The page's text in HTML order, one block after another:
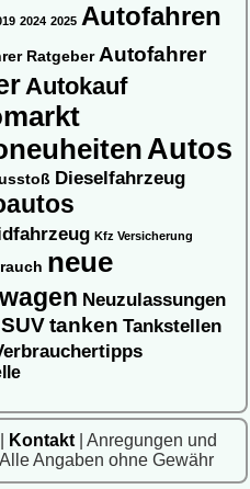
2024 2025 Autofahren
Ratgeber Autofahrer
Autokauf
Autos
Dieselfahrzeug
Kfz Versicherung
neue
Neuzulassungen
SUVtanken Tankstellen
Kontakt
| Anregungen und
Angaben ohne Gewähr